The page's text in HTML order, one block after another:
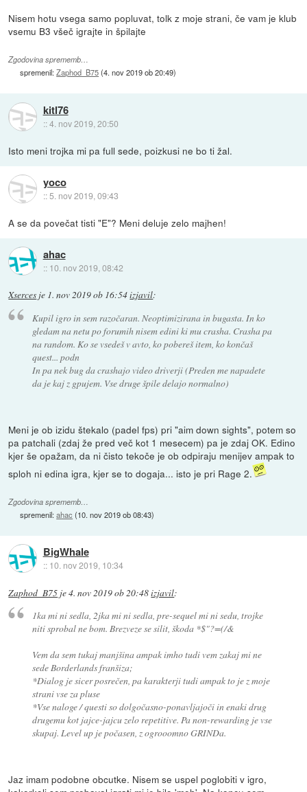
Nisem hotu vsega samo popluvat, tolk z moje strani, če vam je klub
vsemu B3 všeč igrajte in špilajte
Zgodovina sprememb…
spremenil:Zaphod_B75(4. nov 2019 ob 20:49)
kitl76
::4. nov 2019, 20:50
Isto meni trojka mi pa full sede, poizkusi ne bo ti žal.
yoco
::5. nov 2019, 09:43
A se da povečat tisti "E"? Meni deluje zelo majhen!
ahac
:: 10. nov 2019, 08:42
Xserces je 1. nov 2019 ob 16:54izjavil:
Kupil igro in sem razočaran. Neoptimizirana in bugasta. In ko
gledam na netu po forumih nisem edini ki mu crasha. Crasha pa
na random. Ko se vsedeš v avto, ko pobereš item, ko končaš
quest... podn
In pa nek bug da crashajo video driverji (Preden me napadete
da je kaj z gpujem. Vse druge špile delajo normalno)
Meni je ob izidu štekalo (padel fps) pri "aim down sights", potem so
pa patchali (zdaj že pred več kot 1 mesecem) pa je zdaj OK. Edino
kjer še opažam, da ni čisto tekoče je ob odpiraju menijev ampak to
sploh ni edina igra, kjer se to dogaja... isto je pri Rage 2.
Zgodovina sprememb…
spremenil:ahac (10. nov 2019 ob 08:43)
BigWhale
:: 10. nov 2019, 10:34
Zaphod_B75 je4. nov 2019 ob 20:48izjavil:
1ka mi ni sedla, 2jka mi ni sedla, pre-sequel mi ni sedu, trojke
niti sprobal ne bom. Brezveze se silit, škoda *$"?=(/&
Vem da sem tukaj manjšina ampak imho tudi vem zakaj mi ne
sede Borderlands franšiza;
*Dialog je sicer posrečen, pa karakterji tudi ampak to je z moje
strani vse za pluse
*Vse naloge / questi so dolgočasno-ponavljajoči in enaki drug
drugemu kot jajce-jajcu zelo repetitive. Pa non-rewarding je vse
skupaj. Level up je počasen, z ogrooomno GRINDa.
Jaz imam podobne obcutke. Nisem se uspel poglobiti v igro,